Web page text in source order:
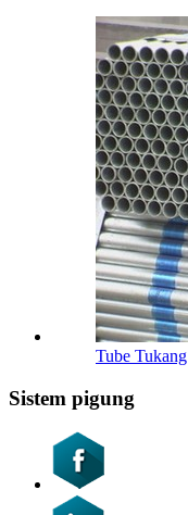
Tube Tukang
Sistem pigung